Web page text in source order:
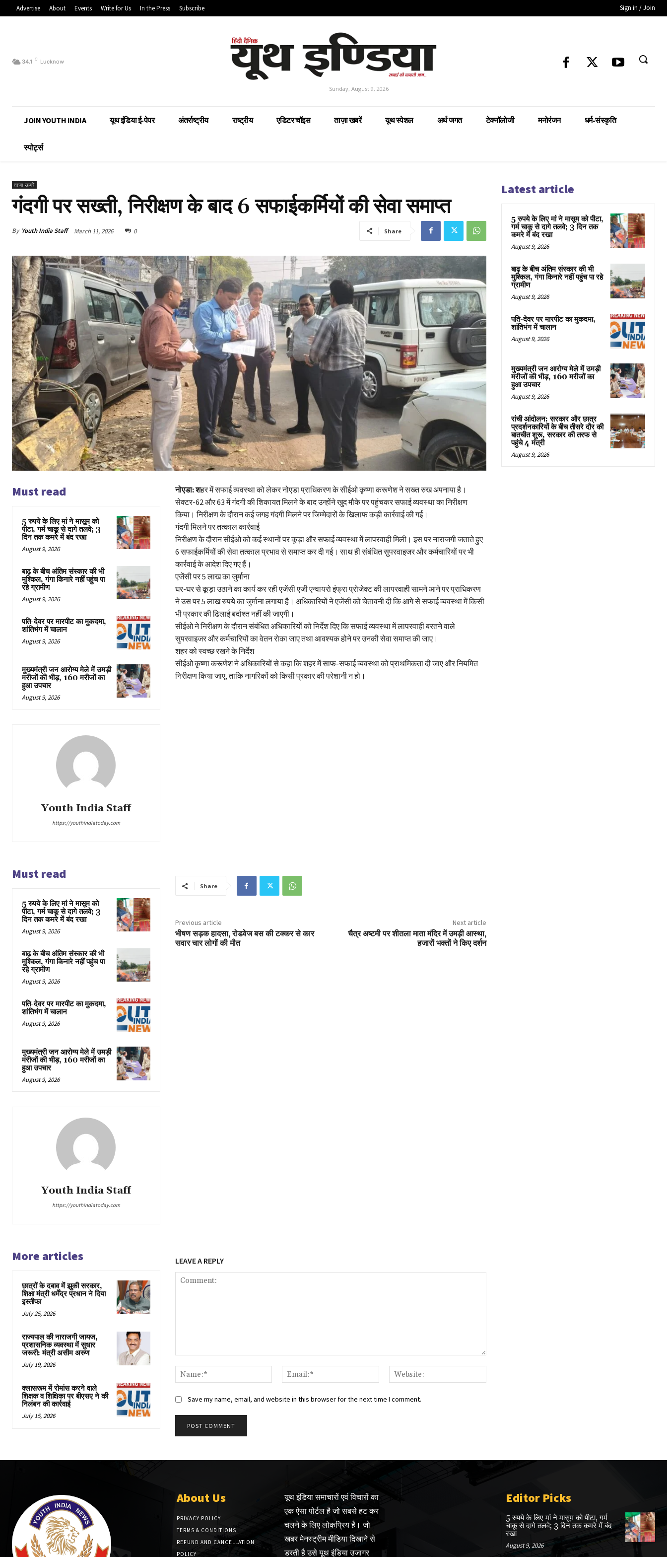
Advertise About Events Write for Us In the Press Subscribe Sign in / Join
34.1 C Lucknow
Sunday, August 9, 2026
JOIN YOUTH INDIA यूथ इंडिया ई-पेपर अंतर्राष्ट्रीय राष्ट्रीय एडिटर चॉइस ताज़ा खबरें यूथ स्पेशल अर्थ जगत टेक्नॉलोजी मनोरंजन धर्म-संस्कृति
स्पोर्ट्स
ताज़ा खबरें
गंदगी पर सख्ती, निरीक्षण के बाद 6 सफाईकर्मियों की सेवा समाप्त
By Youth India Staff March 11, 2026 0 Share
Must read
5 रुपये के लिए मां ने मासूम को
पीटा, गर्म चाकू से दागे तलवे; 3
दिन तक कमरे में बंद रखा
August 9, 2026
बाढ़ के बीच अंतिम संस्कार की भी
मुश्किल, गंगा किनारे नहीं पहुंच पा
रहे ग्रामीण
August 9, 2026
पति-देवर पर मारपीट का मुकदमा,
शांतिभंग में चालान
August 9, 2026
मुख्यमंत्री जन आरोग्य मेले में उमड़ी
मरीजों की भीड़, 160 मरीजों का
हुआ उपचार
August 9, 2026
Youth India Staff
https://youthindiatoday.com
नोएडा: शहर में सफाई व्यवस्था को लेकर नोएडा प्राधिकरण के सीईओ कृष्णा करूणेश ने सख्त रुख अपनाया है।
सेक्टर-62 और 63 में गंदगी की शिकायत मिलने के बाद उन्होंने खुद मौके पर पहुंचकर सफाई व्यवस्था का निरीक्षण
किया। निरीक्षण के दौरान कई जगह गंदगी मिलने पर जिम्मेदारों के खिलाफ कड़ी कार्रवाई की गई।
गंदगी मिलने पर तत्काल कार्रवाई
निरीक्षण के दौरान सीईओ को कई स्थानों पर कूड़ा और सफाई व्यवस्था में लापरवाही मिली। इस पर नाराजगी जताते हुए
6 सफाईकर्मियों की सेवा तत्काल प्रभाव से समाप्त कर दी गई। साथ ही संबंधित सुपरवाइजर और कर्मचारियों पर भी
कार्रवाई के आदेश दिए गए हैं।
एजेंसी पर 5 लाख का जुर्माना
घर-घर से कूड़ा उठाने का कार्य कर रही एजेंसी एजी एन्वायरो इंफ्रा प्रोजेक्ट की लापरवाही सामने आने पर प्राधिकरण
ने उस पर 5 लाख रुपये का जुर्माना लगाया है। अधिकारियों ने एजेंसी को चेतावनी दी कि आगे से सफाई व्यवस्था में किसी
भी प्रकार की ढिलाई बर्दाश्त नहीं की जाएगी।
सीईओ ने निरीक्षण के दौरान संबंधित अधिकारियों को निर्देश दिए कि सफाई व्यवस्था में लापरवाही बरतने वाले
सुपरवाइजर और कर्मचारियों का वेतन रोका जाए तथा आवश्यक होने पर उनकी सेवा समाप्त की जाए।
शहर को स्वच्छ रखने के निर्देश
सीईओ कृष्णा करूणेश ने अधिकारियों से कहा कि शहर में साफ-सफाई व्यवस्था को प्राथमिकता दी जाए और नियमित
निरीक्षण किया जाए, ताकि नागरिकों को किसी प्रकार की परेशानी न हो।
Must read
5 रुपये के लिए मां ने मासूम को
पीटा, गर्म चाकू से दागे तलवे; 3
दिन तक कमरे में बंद रखा
August 9, 2026
बाढ़ के बीच अंतिम संस्कार की भी
मुश्किल, गंगा किनारे नहीं पहुंच पा
रहे ग्रामीण
August 9, 2026
पति-देवर पर मारपीट का मुकदमा,
शांतिभंग में चालान
August 9, 2026
मुख्यमंत्री जन आरोग्य मेले में उमड़ी
मरीजों की भीड़, 160 मरीजों का
हुआ उपचार
August 9, 2026
Youth India Staff
https://youthindiatoday.com
Share
Previous article
भीषण सड़क हादसा, रोडवेज बस की टक्कर से कार
सवार चार लोगों की मौत
Next article
चैत्र अष्टमी पर शीतला माता मंदिर में उमड़ी आस्था,
हजारों भक्तों ने किए दर्शन
More articles
छात्रों के दबाव में झुकी सरकार,
शिक्षा मंत्री धर्मेंद्र प्रधान ने दिया
इस्तीफा
July 25, 2026
राज्यपाल की नाराजगी जायज,
प्रशासनिक व्यवस्था में सुधार
जरूरी: मंत्री असीम अरुण
July 19, 2026
क्लासरूम में रोमांस करने वाले
शिक्षक व शिक्षिका पर बीएसए ने की
निलंबन की कार्रवाई
July 15, 2026
LEAVE A REPLY
Name:*
Email:*
Save my name, email, and website in this browser for the next time I comment.
Latest article
5 रुपये के लिए मां ने मासूम को पीटा,
गर्म चाकू से दागे तलवे; 3 दिन तक
कमरे में बंद रखा
August 9, 2026
बाढ़ के बीच अंतिम संस्कार की भी
मुश्किल, गंगा किनारे नहीं पहुंच पा रहे
ग्रामीण
August 9, 2026
पति-देवर पर मारपीट का मुकदमा,
शांतिभंग में चालान
August 9, 2026
मुख्यमंत्री जन आरोग्य मेले में उमड़ी
मरीजों की भीड़, 160 मरीजों का
हुआ उपचार
August 9, 2026
रांची आंदोलन: सरकार और छात्र
प्रदर्शनकारियों के बीच तीसरे दौर की
बातचीत शुरू, सरकार की तरफ से
पहुंचे 4 मंत्री
August 9, 2026
About Us
PRIVACY POLICY
TERMS & CONDITIONS
REFUND AND CANCELLATION
POLICY
यूथ इंडिया समाचारों एवं विचारों का
एक ऐसा पोर्टल है जो सबसे हट कर
चलने के लिए लोकप्रिय है। जो
खबर मेनस्ट्रीम मीडिया दिखाने से
डरती है उसे यूथ इंडिया उजागर
Editor Picks
5 रुपये के लिए मां ने मासूम को पीटा, गर्म
चाकू से दागे तलवे; 3 दिन तक कमरे में बंद
रखा
August 9, 2026